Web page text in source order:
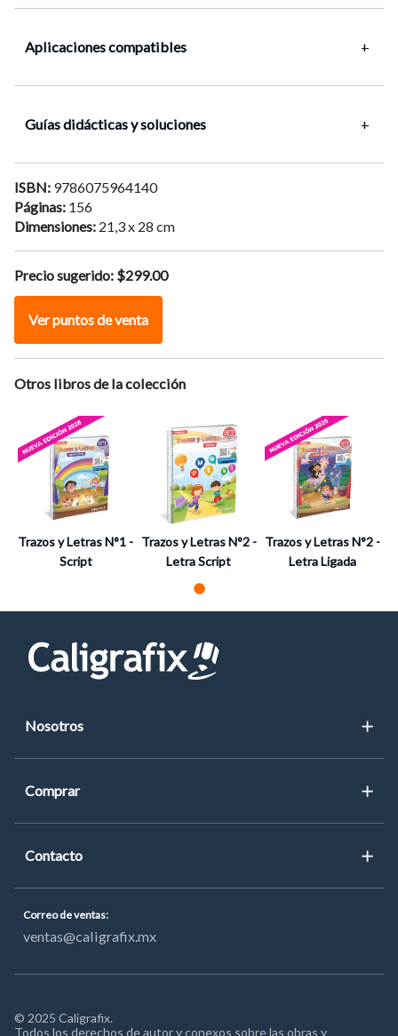
participación activa y el desarrollo de la autonomía.
Además, incorpora marcadores PleIQ con realidad
que refuerzan habilidades grafomotrices, fonológicas y
seguimiento del progreso en tiempo real.
Lenguaje oral: desarrollo de la expresión y comprensión.
Conciencia fonológica básica.
Ejercitación grafomotriz.
Reconocimiento y trazado de vocales y consonantes M y P.
Lectura y escritura de sílabas y palabras.
Acercamiento a textos escritos.
Aplicaciones compatibles +
PleIQ
Descargar Descargar
Guías didácticas y soluciones +
Ver Online y Descarga
ISBN: 9786075964140
Páginas: 156
Dimensiones: 21,3 x 28 cm
Precio sugerido: $299.00
Ver puntos de venta
Otros libros de la colección
Trazos y Letras N°1 -
Script
Trazos y Letras N°2 -
Letra Script
Trazos y Letras N°2 -
Letra Ligada
Nosotros
Noticias
Comprar
Dónde comprar
Catálogo
Contacto
Correo de ventas:
ventas@caligrafix.mx
© 2025 Caligrafix.
Todos los derechos de autor y conexos sobre las obras y